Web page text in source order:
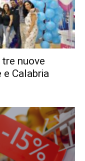
nuove
e Calabria